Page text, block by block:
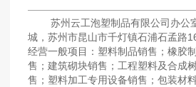
苏州云工泡塑制品有限公司办公
城，苏州市昆山市千灯镇石浦石孟路
经营一般项目：塑料制品销售；橡胶
售；建筑砌块销售；工程塑料及合成
售；塑料加工专用设备销售；包装材